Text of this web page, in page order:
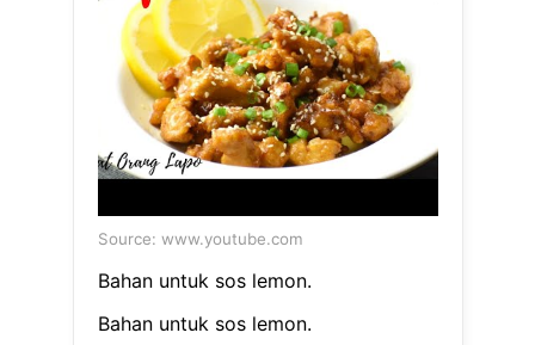
Source: www.youtube.com
Bahan untuk sos lemon.
Bahan untuk sos lemon.